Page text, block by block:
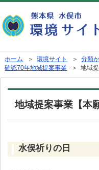
ホーム ＞環境サイト ＞分類
確認70年地域提案事業 ＞ 地域提
地域提案事業【本
水俣祈りの日